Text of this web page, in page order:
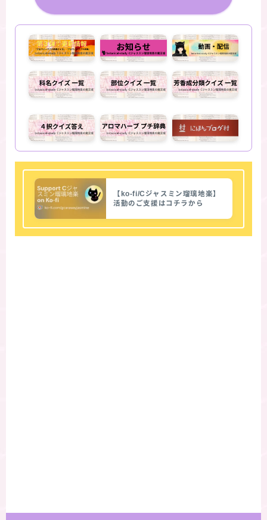
【ko-fi/Cジャスミン瑠璃地楽】
活動のご支援はコチラから